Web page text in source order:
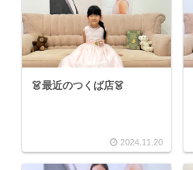
👗最近のつくば店👗
2024.11.20